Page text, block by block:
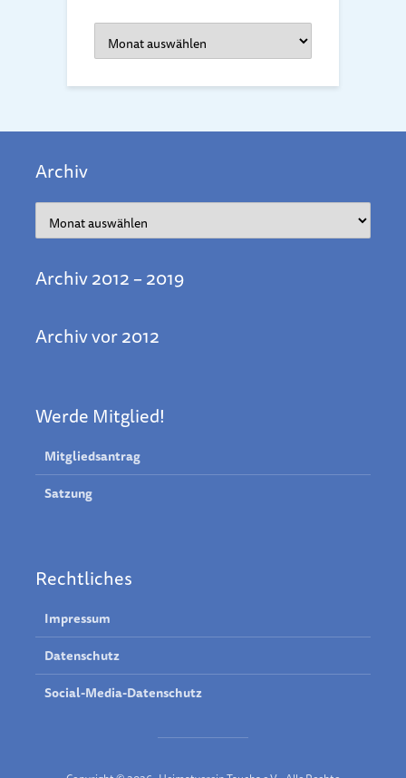
Archiv
Archiv 2012 – 2019
Archiv vor 2012
Werde Mitglied!
Mitgliedsantrag
Satzung
Rechtliches
Impressum
Datenschutz
Social-Media-Datenschutz